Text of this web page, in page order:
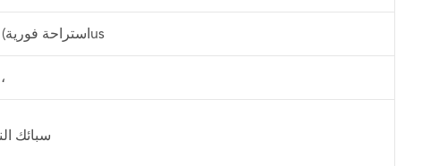
التسارع) ، m/s² ، استراحة فورية) ≤ 1us
PBT + oy GF ، أسود ،
سبائك